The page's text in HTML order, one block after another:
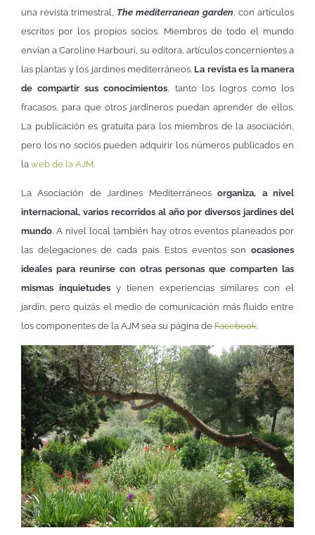
una revista trimestral, The mediterranean garden , con artículos
escritos por los propios socios. Miembros de todo el mundo
envían a Caroline Harbouri, su editora, artículos concernientes a
las plantas y los jardines mediterráneos. La revista es la manera
de compartir sus conocimientos , tanto los logros como los
fracasos, para que otros jardineros puedan aprender de ellos.
La publicación es gratuita para los miembros de la asociación,
pero los no socios pueden adquirir los números publicados en
la web de la AJM.
La Asociación de Jardines Mediterráneosorganiza, a nivel
internacional, varios recorridos al año por diversos jardines del
mundo. A nivel local también hay otros eventos planeados por
las delegaciones de cada país. Estos eventos son ocasiones
ideales para reunirse con otras personas que comparten las
mismas inquietudes y tienen experiencias similares con el
jardín, pero quizás el medio de comunicación más fluido entre
los componentes de la AJM sea su página de Facebook.